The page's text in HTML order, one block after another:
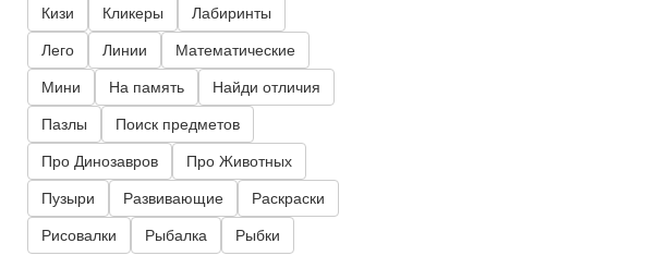
Кизи Кликеры Лабиринты
Лего Линии Математические
Мини На память Найди отличия
Пазлы Поиск предметов
Про Динозавров Про Животных
Пузыри Развивающие Раскраски
Рисовалки Рыбалка Рыбки